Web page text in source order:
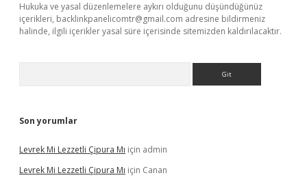
Hukuka ve yasal düzenlemelere aykırı olduğunu düşündüğünüz
içerikleri, backlinkpanelicomtr@gmail.com adresine bildirmeniz
halinde, ilgili içerikler yasal süre içerisinde sitemizden kaldırılacaktır.
Son yorumlar
Levrek Mi Lezzetli Çipura Mı için admin
Levrek Mi Lezzetli Çipura Mı için Canan